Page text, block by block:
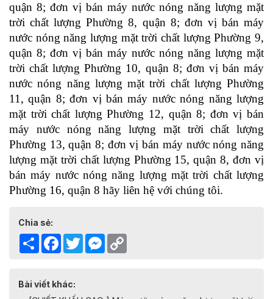
quận 8; đơn vị bán máy nước nóng năng lượng mặt
trời chất lượng Phường 8, quận 8; đơn vị bán máy
nước nóng năng lượng mặt trời chất lượng Phường 9,
quận 8; đơn vị bán máy nước nóng năng lượng mặt
trời chất lượng Phường 10, quận 8; đơn vị bán máy
nước nóng năng lượng mặt trời chất lượng Phường
11, quận 8; đơn vị bán máy nước nóng năng lượng
mặt trời chất lượng Phường 12, quận 8; đơn vị bán
máy nước nóng năng lượng mặt trời chất lượng
Phường 13, quận 8; đơn vị bán máy nước nóng năng
lượng mặt trời chất lượng Phường 15, quận 8, đơn vị
bán máy nước nóng năng lượng mặt trời chất lượng
Phường 16, quận 8 hãy liên hệ với chúng tôi.
Chia sẻ:
Share Facebook
TwitterMessenger
Bài viết khác: